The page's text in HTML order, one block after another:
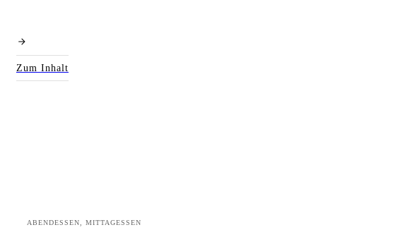
Zum Inhalt
ABENDESSEN, MITTAGESSEN